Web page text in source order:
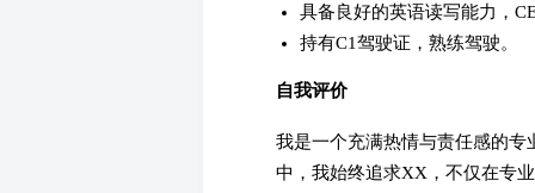
具备良好的英语读写能力，
持有C1驾驶证，熟练驾驶。
自我评价
我是一个充满热情与责任感的
中，我始终追求XX，不仅在专